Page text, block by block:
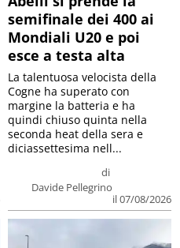
semifinale dei 400 ai
Mondiali U20 e poi
esce a testa alta
di
Davide Pellegrino
il 07/08/2026
La talentuosa velocista della
Cogne ha superato con
margine la batteria e ha
quindi chiuso quinta nella
seconda heat della sera e
diciassettesima nell...